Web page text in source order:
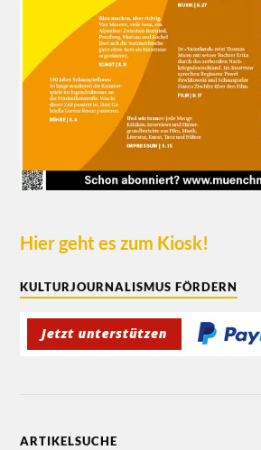
Hier geht es zum Kiosk!
KULTURJOURNALISMUS FÖRDERN
ARTIKELSUCHE